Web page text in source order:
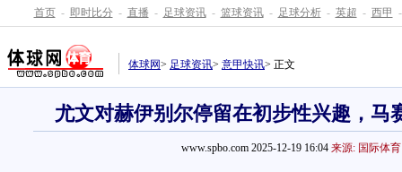
首页 - 即时比分 - 直播 - 足球资讯 - 篮球资讯 - 足球分析 - 英超 - 西甲 -
体球网> 足球资讯> 意甲快讯> 正文
尤文对赫伊别尔停留在初步性兴趣，马
www.spbo.com 2025-12-19 16:04 来源: 国际体育